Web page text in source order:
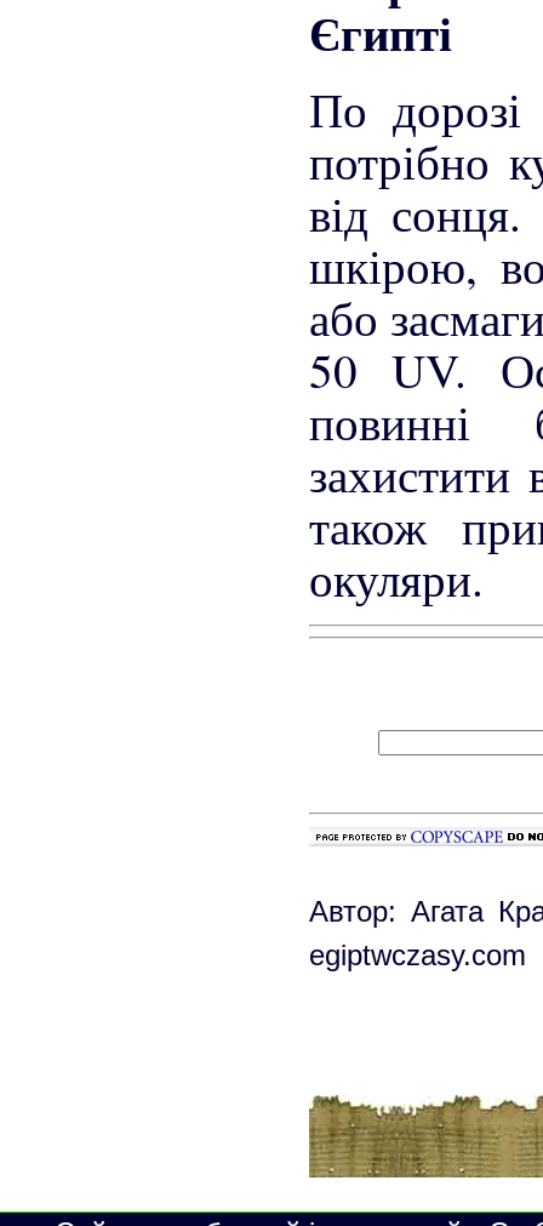
Єгипті
По
потрібно
від
шкірою,
або
50 UV.
захистити
також
окуляри.
Автор: Агата
egiptwczasy.com